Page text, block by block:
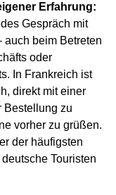
Erfahrung:
Gespräch mit
auch beim Betreten
oder
In Frankreich ist
direkt mit einer
Bestellung zu
vorher zu grüßen.
der häufigsten
Touristen